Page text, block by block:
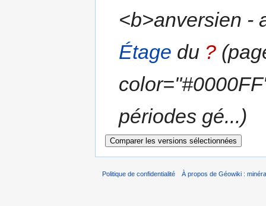
<b>anversien -
Étage du ?
périodes gé...)
Politique de confidentialité À propos de Géowiki :